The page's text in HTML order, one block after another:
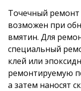
Точечный ремонт
возможен при
вмятин. Для
специальный
клей или
ремонтируемую
а затем наносят